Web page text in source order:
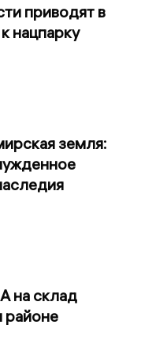
приводят в
нацпарку
земля:
на склад
районе